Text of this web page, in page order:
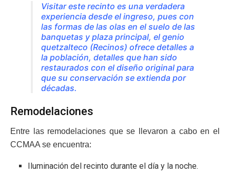
Visitar este recinto es una verdadera
experiencia desde el ingreso, pues con
las formas de las olas en el suelo de las
banquetas y plaza principal, el genio
quetzalteco (Recinos) ofrece detalles a
la población, detalles que han sido
restaurados con el diseño original para
que su conservación se extienda por
décadas.
Remodelaciones
Entre las remodelaciones que se llevaron a cabo en el
CCMAA se encuentra:
Iluminación del recinto durante el día y la noche.